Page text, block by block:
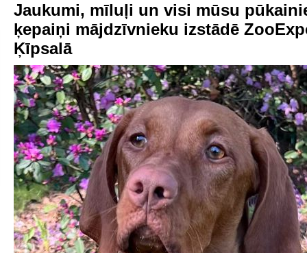
Jaukumi, mīluļi un visi mūsu
ķepaiņi mājdzīvnieku izstādē
Ķīpsalā